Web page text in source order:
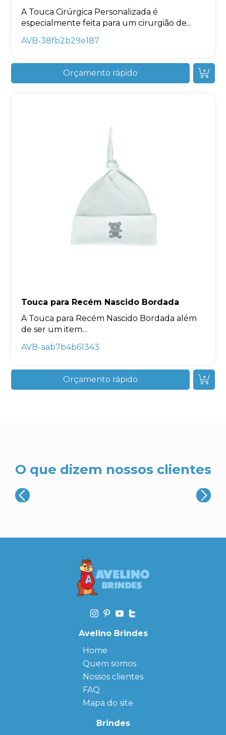
A Touca Cirúrgica Personalizada é
especialmente feita para um cirurgião de...
AVB-38fb2b29e187
Orçamento rápido
Touca para Recém Nascido Bordada
A Touca para Recém Nascido Bordada além
de ser um item...
AVB-aab7b4b61343
Orçamento rápido
O que dizem nossos clientes
Avelino Brindes
Home
Quem somos
Nossos clientes
FAQ
Mapa do site
Brindes